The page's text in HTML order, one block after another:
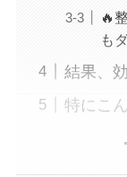
🔥
も
結果、
特にこ